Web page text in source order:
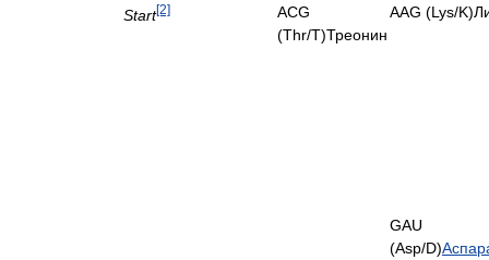
Start[2]
ACG
(Thr/T)Треонин
AAG (Lys/
GAU
(Asp/D)